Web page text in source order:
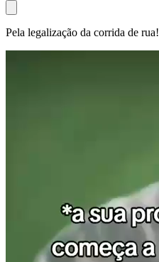
Pela legalização da corrida de rua!